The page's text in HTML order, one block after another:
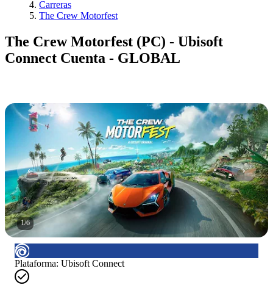
Carreras
The Crew Motorfest
The Crew Motorfest (PC) - Ubisoft
Connect Cuenta - GLOBAL
1/6
Plataforma: Ubisoft Connect